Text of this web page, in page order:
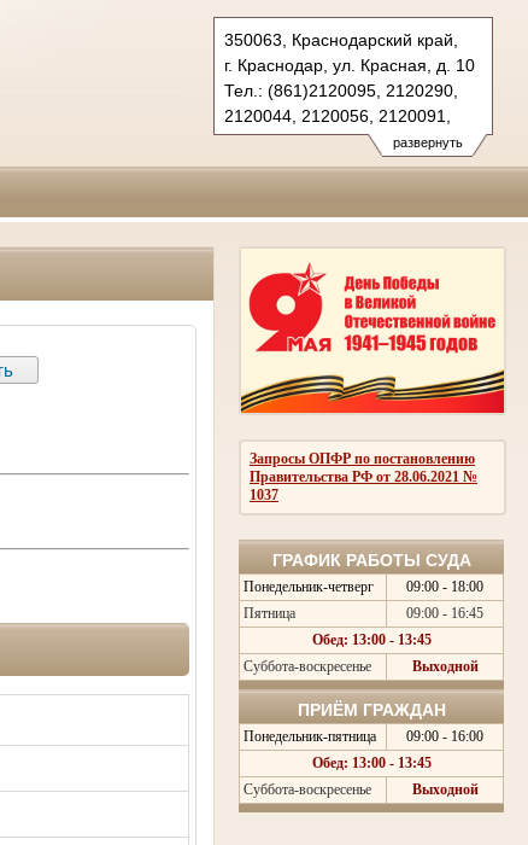
развернуть
350063, Краснодарский край,
г. Краснодар, ул. Красная, д. 10
Тел.: (861)2120095, 2120290,
2120044, 2120056, 2120091,
2683150(ф.)
kubansud@sudrf.ru
Запросы ОПФР по постановлению
Правительства РФ от 28.06.2021 №
1037
ГРАФИК РАБОТЫ СУДА
Понедельник-четверг
09:00 - 18:00
Пятница
09:00 - 16:45
Обед: 13:00 - 13:45
Суббота-воскресенье
Выходной
ПРИЁМ ГРАЖДАН
Понедельник-пятница
09:00 - 16:00
Обед: 13:00 - 13:45
Суббота-воскресенье
Выходной